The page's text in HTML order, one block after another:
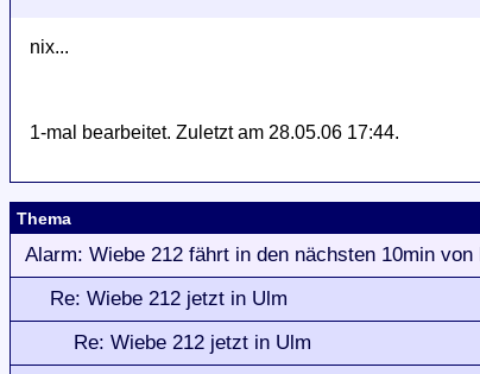
nix...
1-mal bearbeitet. Zuletzt am 28.05.06 17:44.
Thema
Alarm: Wiebe 212 fährt in den nächsten 10min von
Re: Wiebe 212 jetzt in Ulm
Re: Wiebe 212 jetzt in Ulm